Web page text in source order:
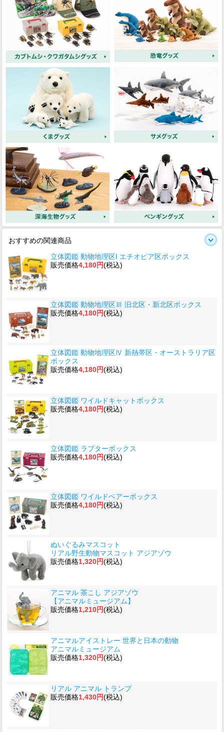
おすすめの関連商品
立体図鑑 動物地理区I エチオピア区ボックス
販売価格4,180円(税込)
立体図鑑 動物地理区Ⅲ 旧北区・新北区ボックス
販売価格4,180円(税込)
立体図鑑 動物地理区Ⅳ 新熱帯区・オーストラリア区
ボックス
販売価格4,180円(税込)
立体図鑑 ワイルドキャットボックス
販売価格4,180円(税込)
立体図鑑 ラプターボックス
販売価格4,180円(税込)
立体図鑑 ワイルドベアーボックス
販売価格4,180円(税込)
ぬいぐるみマスコット
リアル野生動物マスコット アジアゾウ
販売価格1,320円(税込)
アニマル 茶こし アジアゾウ
【アニマルミュージアム】
販売価格1,210円(税込)
アニマルアイストレー 世界と日本の動物
アニマルミュージアム
販売価格1,320円(税込)
リアル アニマル トランプ
販売価格1,430円(税込)